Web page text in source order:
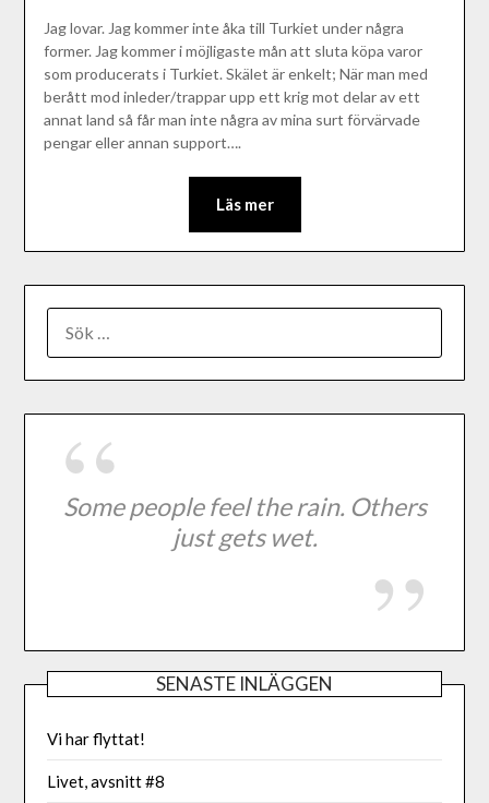
Jag lovar. Jag kommer inte åka till Turkiet under några
former. Jag kommer i möjligaste mån att sluta köpa varor
som producerats i Turkiet. Skälet är enkelt; När man med
berått mod inleder/trappar upp ett krig mot delar av ett
annat land så får man inte några av mina surt förvärvade
pengar eller annan support….
Läs mer
Some people feel the rain. Others
just gets wet.
SENASTE INLÄGGEN
Vi har flyttat!
Livet, avsnitt #8